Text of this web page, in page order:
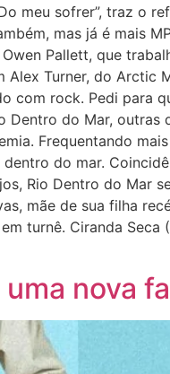
meu sofrer”, traz o
mas já é mais
Pallett, que
Alex Turner, do Arctic
com rock. Pedi para
do Mar, outras
Frequentando
do mar.
Rio Dentro do Mar
mãe de sua filha
turnê. Ciranda Seca
nova